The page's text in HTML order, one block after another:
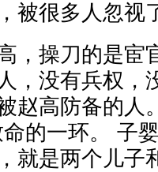
被很多人忽视
，操刀的是宦
，没有兵权，
赵高防备的人
的一环。 子
就是两个儿子